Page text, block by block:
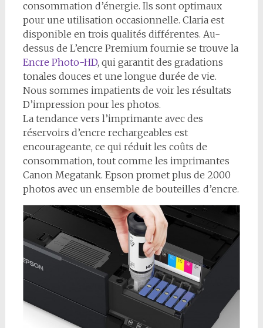
consommation d’énergie. Ils sont optimaux
pour une utilisation occasionnelle. Claria est
disponible en trois qualités différentes. Au-
dessus de L’encre Premium fournie se trouve la
Encre Photo-HD, qui garantit des gradations
tonales douces et une longue durée de vie.
Nous sommes impatients de voir les résultats
D’impression pour les photos.
La tendance vers l’imprimante avec des
réservoirs d’encre rechargeables est
encourageante, ce qui réduit les coûts de
consommation, tout comme les imprimantes
Canon Megatank. Epson promet plus de 2000
photos avec un ensemble de bouteilles d’encre.